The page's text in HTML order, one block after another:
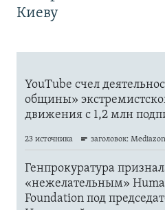
Киеву